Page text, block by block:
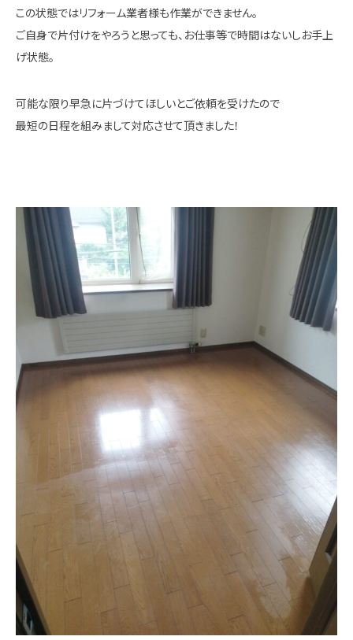
この状態ではリフォーム業者様も作業ができません。
ご自身で片付けをやろうと思っても、お仕事等で時間はないしお手上
げ状態。
可能な限り早急に片づけてほしいとご依頼を受けたので
最短の日程を組みまして対応させて頂きました！